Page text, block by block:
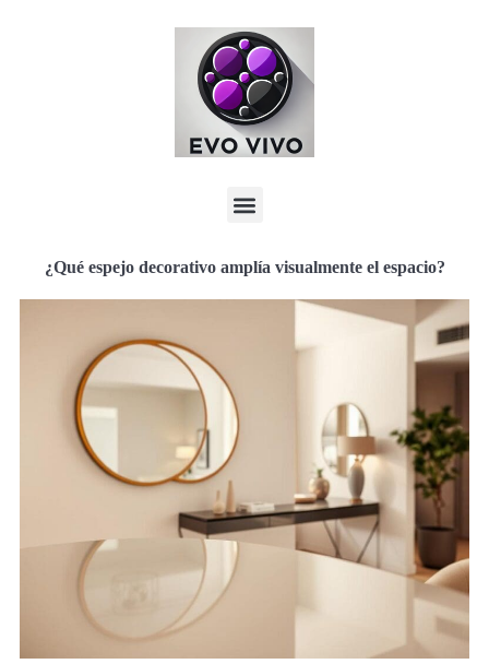
¿Qué espejo decorativo amplía visualmente el espacio?